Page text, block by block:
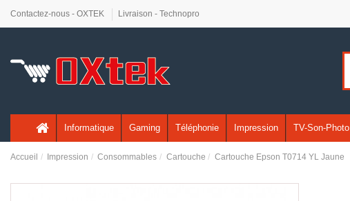
Contactez-nous - OXTEK Livraison - Technopro
Informatique Gaming Téléphonie Impression TV-Son-Photo
Accueil Impression Consommables Cartouche Cartouche Epson T0714 YL Jaune